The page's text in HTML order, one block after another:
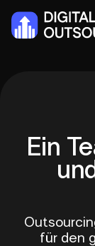
Ein
für den